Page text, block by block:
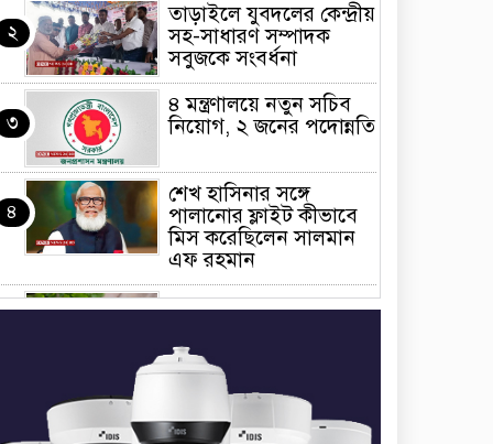
২
তাড়াইলে যুবদলের কেন্দ্রীয়
সহ-সাধারণ সম্পাদক
সবুজকে সংবর্ধনা
৩
৪ মন্ত্রণালয়ে নতুন সচিব
নিয়োগ, ২ জনের পদোন্নতি
৪
শেখ হাসিনার সঙ্গে
পালানোর ফ্লাইট কীভাবে
মিস করেছিলেন সালমান
এফ রহমান
ভাত রান্নার সময় নরম হয়ে
মৃত্যুদণ্ড বাদ না দেওয়ায়
প্রত্যক্ষদর্শীদের তথ্য দেয়নি
জাতিসংঘ: ট্রাইব্যুনালকে